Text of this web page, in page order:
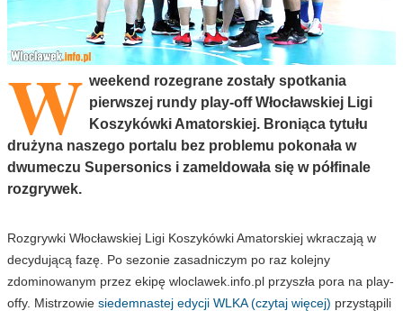
W weekend rozegrane zostały spotkania
pierwszej rundy play-off Włocławskiej Ligi
Koszykówki Amatorskiej. Broniąca tytułu
drużyna naszego portalu bez problemu pokonała w
dwumeczu Supersonics i zameldowała się w półfinale
rozgrywek.
Rozgrywki Włocławskiej Ligi Koszykówki Amatorskiej wkraczają w
decydującą fazę. Po sezonie zasadniczym po raz kolejny
zdominowanym przez ekipę wloclawek.info.pl przyszła pora na play-
offy. Mistrzowie siedemnastej edycji WLKA (czytaj więcej) przystąpili